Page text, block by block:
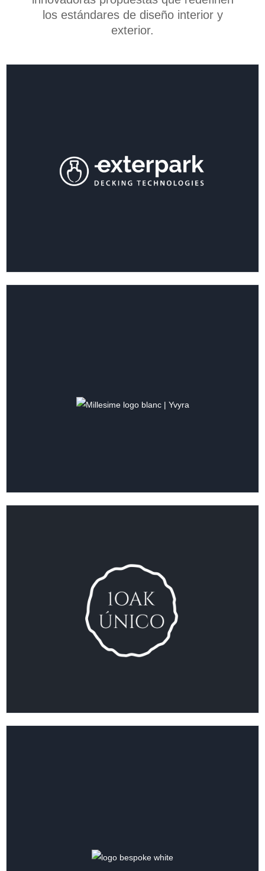
los estándares de diseño interior y
exterior.
VER COLECCIÓN
VER COLECCIÓN